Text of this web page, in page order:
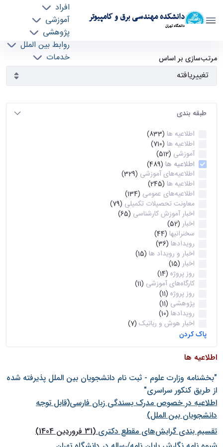
دانشکده مهندسی برق و کامپیوتر
دانشگاه تهران
افراد
آموزشی
پژوهشی
روابط بین الملل
خدمات
آرشیو اطلاعیه ها - ece- دانشکده مهندسی برق و
کامپیوتر
مرتب‌سازی بر اساس
طبقه بندی
اطلاعیه ها (833)
اطلاعیه ها (710)
آموزشی (512)
اطلاعیه ها (489)
اطلاعیه‌های‌ آموزشی (329)
اطلاعیه ها (245)
اطلاعیه‌های عمومی (134)
معاونت تحصیلات تکمیلی (79)
اخبار آموزش کارشناسی (65)
اخبار (52)
سخنرانیها (44)
رویدادها (36)
اخبار و رویداد ها (15)
اخبار (15)
روز پروژه (14)
کارگاه‌های آموزشی (11)
روز پروژه (11)
پژوهشی (11)
رویدادها (10)
اخبار هوش و رباتیک (7)
پاک کردن
اطلاعیه ها
"بخشنامه وزارت علوم - ثبت نام دانشجويان بين الملل پذيرفته شده
از طريق كنكور سراسری"
اطلاعیه در خصوص مدرک بسندگی زبان فارسی(قابل توجه
دانشجویان بین الملل)
تقسیم بندی گرایش‌های مقطع دکتری(31 فروردین 1404)